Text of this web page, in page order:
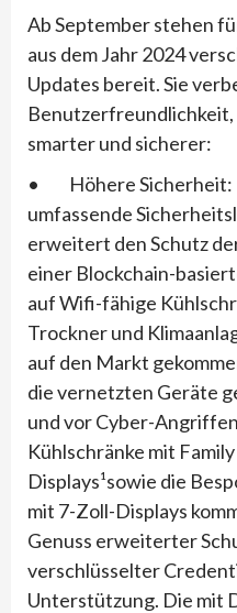
Ab September stehen
aus dem Jahr 2024
Updates bereit. Sie
Benutzerfreundlichkeit,
smarter und sicherer:
• Höhere Sicherheit:
umfassende
erweitert den Schutz
einer Blockchain-
auf Wifi-fähige
Trockner und
auf den Markt
die vernetzten Geräte
und vor Cyber-
Kühlschränke mit
Displays¹sowie die
mit 7-Zoll-Displays
Genuss erweiterter
verschlüsselter
Unterstützung. Die mit